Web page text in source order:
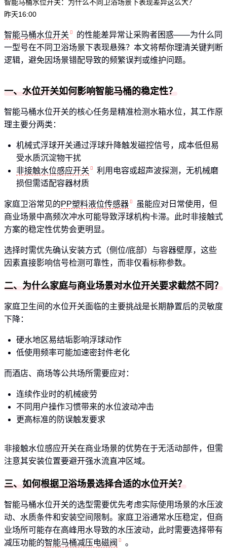
智能马桶水位开关：为什么不同卫浴场景下表现差异这么大？
昨天16:00
智能马桶水位开关
的性能差异常让采购者困惑——为什么同
一型号在不同卫浴场景下表现悬殊？本文将帮你理清关键判断
逻辑，避免因场景错配导致的频繁误判或维护问题。
一、水位开关如何影响智能马桶的稳定性？
智能马桶水位开关的核心任务是精准检测水箱水位，其工作原
理主要分两类：
机械式浮球开关通过浮球升降触发磁控信号，成本低但易
受水质沉淀物干扰
非接触水位感应开关
利用电容或超声波探测，无机械磨
损但需适配容器材质
家庭卫浴常见的PP塑料液位传感器
虽能应对日常使用，但
商业场景中高频次冲水可能导致浮球机构卡滞。此时非接触式
方案的稳定性优势会更明显。
选择时需优先确认安装方式（侧位/底部）与容器壁厚，这些
因素直接影响信号检测可靠性，而非仅看标称参数。
二、为什么家庭与商业场景对水位开关要求截然不同？
家庭卫生间的水位开关面临的主要挑战是长期静置后的灵敏度
下降：
硬水地区易结垢影响浮球动作
低使用频率可能加速密封件老化
而酒店、商场等公共场所需要应对：
连续作业时的机械疲劳
不同用户操作习惯带来的水位波动冲击
更高标准的防误触发要求
非接触水位感应开关在商业场景的优势在于无活动部件，但需
注意其安装位置要避开强水流直冲区域。
三、如何根据卫浴场景选择合适的水位开关？
智能马桶水位开关的选型需要优先考虑实际使用场景的水压波
动、水质条件和安装空间限制。家庭卫浴通常水压稳定，但商
业场所可能存在高峰用水导致的水压波动，此时需要选择带有
减压功能的智能马桶减压电磁阀 。